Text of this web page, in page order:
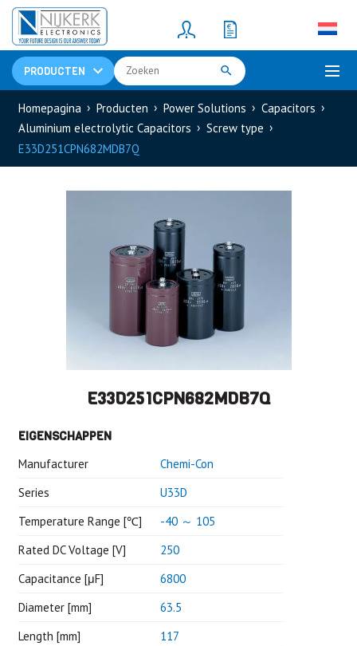
PRODUCTEN
Resistors(781)
Shunt Resistor
Homepagina Producten Power Solutions
Capacitors
Aluminium electrolytic Capacitors
Screw type
E33D251CPN682MDB7Q
E33D251CPN682MDB7Q
EIGENSCHAPPEN
Manufacturer
Chemi-Con
Series
U33D
Temperature Range [℃]
-40 ～ 105
Rated DC Voltage [V]
250
Capacitance [μF]
6800
Diameter [mm]
63.5
Length [mm]
117